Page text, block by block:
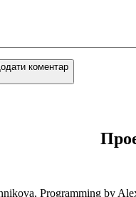
коментар
Programming by